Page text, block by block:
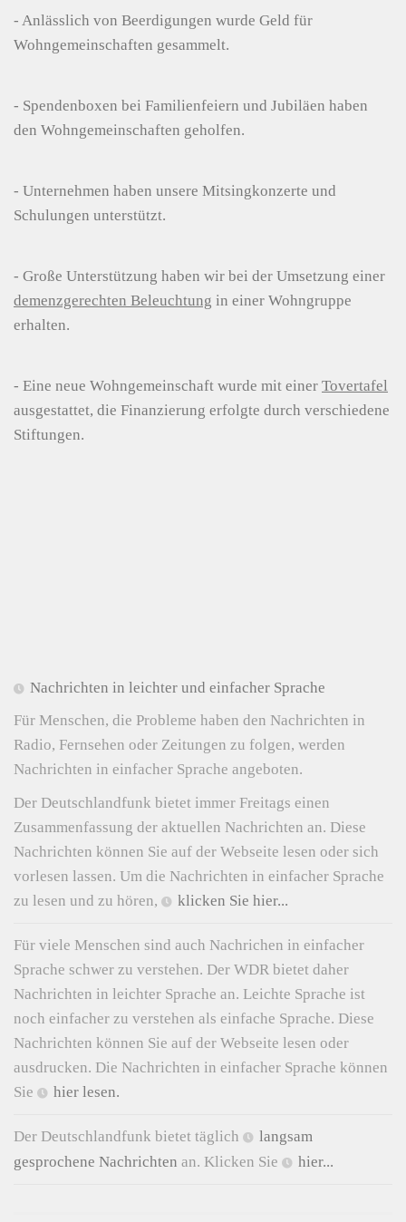
- Anlässlich von Beerdigungen wurde Geld für
Wohngemeinschaften gesammelt.
- Spendenboxen bei Familienfeiern und Jubiläen haben
den Wohngemeinschaften geholfen.
- Unternehmen haben unsere Mitsingkonzerte und
Schulungen unterstützt.
- Große Unterstützung haben wir bei der Umsetzung einer
demenzgerechten Beleuchtung in einer Wohngruppe
erhalten.
- Eine neue Wohngemeinschaft wurde mit einer Tovertafel
ausgestattet, die Finanzierung erfolgte durch verschiedene
Stiftungen.
Nachrichten in leichter und einfacher Sprache
Für Menschen, die Probleme haben den Nachrichten in
Radio, Fernsehen oder Zeitungen zu folgen, werden
Nachrichten in einfacher Sprache angeboten.
Der Deutschlandfunk bietet immer Freitags einen
Zusammenfassung der aktuellen Nachrichten an. Diese
Nachrichten können Sie auf der Webseite lesen oder sich
vorlesen lassen. Um die Nachrichten in einfacher Sprache
zu lesen und zu hören,
klicken Sie hier...
Für viele Menschen sind auch Nachrichen in einfacher
Sprache schwer zu verstehen. Der WDR bietet daher
Nachrichten in leichter Sprache an. Leichte Sprache ist
noch einfacher zu verstehen als einfache Sprache. Diese
Nachrichten können Sie auf der Webseite lesen oder
ausdrucken. Die Nachrichten in einfacher Sprache können
Sie
hier lesen.
Der Deutschlandfunk bietet täglich
langsam
gesprochene Nachrichten an. Klicken Sie hier...